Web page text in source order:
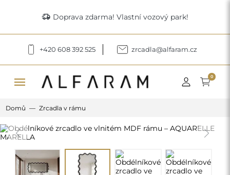
delivery_truck_speed Doprava zdarma! Vlastní vozový park!
+420 608 392 525 zrcadla@alfaram.cz
menu 0
Domů Zrcadla v rámu
Previous Next